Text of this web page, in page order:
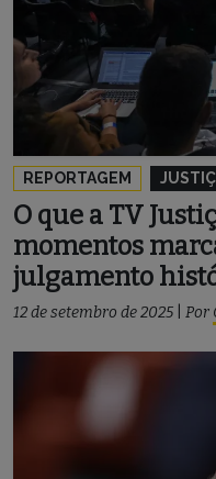
REPORTAGEM
O que a TV
momentos
julgamento
12 de setembro de 2025 Por